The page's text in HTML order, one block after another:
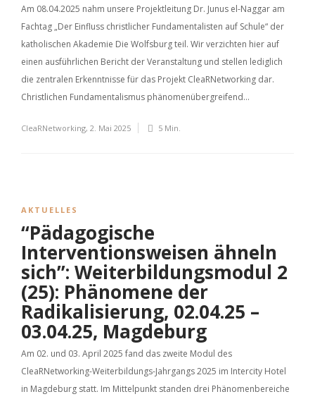
Am 08.04.2025 nahm unsere Projektleitung Dr. Junus el-Naggar am
Fachtag „Der Einfluss christlicher Fundamentalisten auf Schule“ der
katholischen Akademie Die Wolfsburg teil. Wir verzichten hier auf
einen ausführlichen Bericht der Veranstaltung und stellen lediglich
die zentralen Erkenntnisse für das Projekt CleaRNetworking dar.
Christlichen Fundamentalismus phänomenübergreifend...
CleaRNetworking, 2. Mai 2025 5 Min.
AKTUELLES
“Pädagogische
Interventionsweisen ähneln
sich”: Weiterbildungsmodul 2
(25): Phänomene der
Radikalisierung, 02.04.25 –
03.04.25, Magdeburg
Am 02. und 03. April 2025 fand das zweite Modul des
CleaRNetworking-Weiterbildungs-Jahrgangs 2025 im Intercity Hotel
in Magdeburg statt. Im Mittelpunkt standen drei Phänomenbereiche